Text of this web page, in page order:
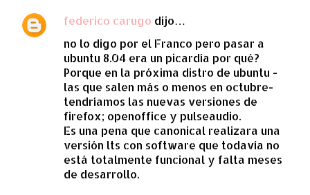
C
federico carugo dijo…
no lo digo por el Franco pero pasar a
ubuntu 8.04 era un picardía por qué?
Porque en la próxima distro de ubuntu -
las que salen más o menos en octubre-
tendríamos las nuevas versiones de
firefox; openoffice y pulseaudio.
Es una pena que canonical realizara una
versión lts con software que todavía no
está totalmente funcional y falta meses
de desarrollo.